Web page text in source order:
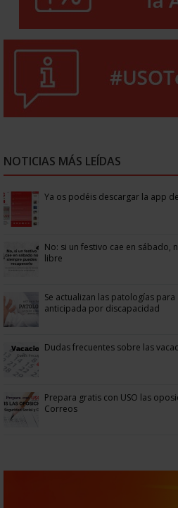
NOTICIAS MÁS LEÍDAS
Ya os podéis descargar la app
No: si un festivo cae en sábado,
libre
Se actualizan las patologías
anticipada por discapacidad
Dudas frecuentes sobre las
Prepara gratis con USO las
Correos